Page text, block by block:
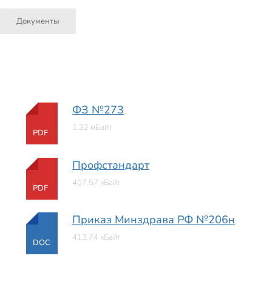
Документы
PDF
ФЗ №273
1.32 мБайт
PDF
Профстандарт
407.57 кБайт
DOC
Приказ Минздрава РФ №206н
413.74 кБайт